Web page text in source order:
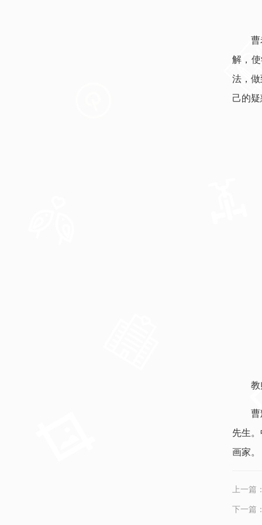
曹
解，
法，
己的
教
曹
先生
画家。
上一篇
下一篇